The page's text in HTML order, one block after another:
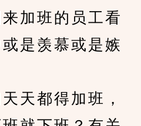
加班的员工看
是羡慕或是嫉
都得加班，